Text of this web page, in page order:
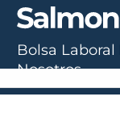
Bolsa Laboral
Nosotros